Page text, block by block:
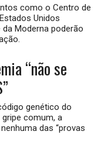
como o Centro de
Unidos
Moderna poderão
“não se
genético do
comum, a
das “provas